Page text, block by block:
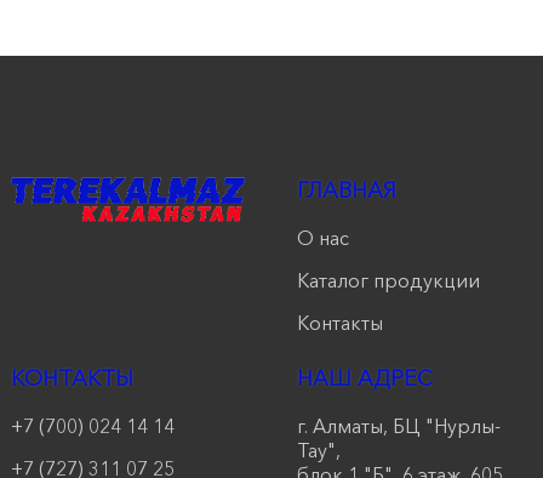
ГЛАВНАЯ
О нас
Каталог продукции
Контакты
КОНТАКТЫ
+7 (700) 024 14 14
+7 (727) 311 07 25
НАШ АДРЕС
г. Алматы, БЦ "Нурлы-
Тау",